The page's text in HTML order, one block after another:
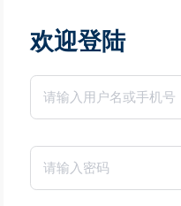
欢迎登陆
请输入用户名或手机号
请输入密码